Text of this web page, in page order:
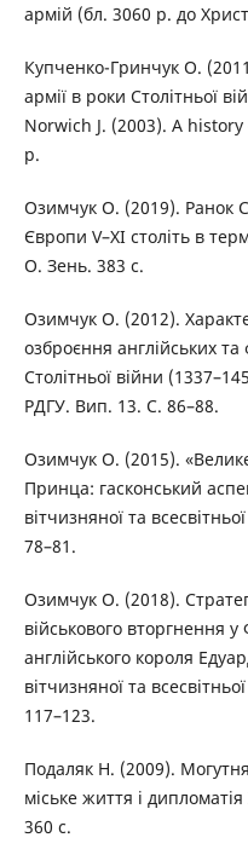
армій (бл. 3060 р. до
Купченко-Гринчук О.
армії в роки Столітньої
Norwich J. (2003). A
p.
Озимчук О. (2019). Ранок
Європи V–XI століть в
О. Зень. 383 с.
Озимчук О. (2012).
озброєння англійських
Столітньої війни
РДГУ. Вип. 13. С. 86–88.
Озимчук О. (2015).
Принца: гасконський
вітчизняної та
78–81.
Озимчук О. (2018).
військового вторгнення
англійського короля
вітчизняної та
117–123.
Подаляк Н. (2009).
міське життя і
360 с.